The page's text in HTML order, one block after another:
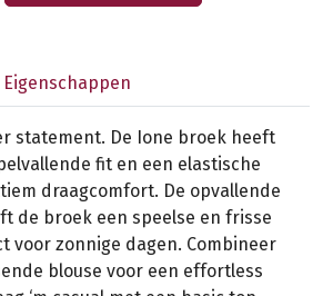
Eigenschappen
statement. De Ione broek heeft
fit en een elastische
draagcomfort. De opvallende
de broek een speelse en frisse
voor zonnige dagen. Combineer
blouse voor een effortless